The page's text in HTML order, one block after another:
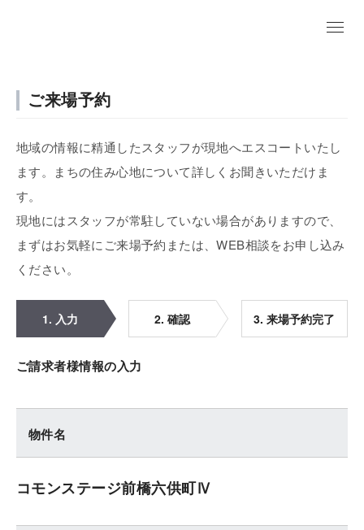
ご来場予約
地域の情報に精通したスタッフが現地へエスコートいたし
ます。まちの住み心地について詳しくお聞きいただけま
す。
現地にはスタッフが常駐していない場合がありますので、
まずはお気軽にご来場予約または、WEB相談をお申し込み
ください。
1. 入力 2. 確認 3. 来場予約完了
ご請求者様情報の入力
物件名
コモンステージ前橋六供町Ⅳ